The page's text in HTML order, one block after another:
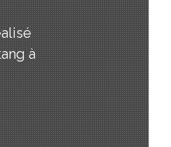
à